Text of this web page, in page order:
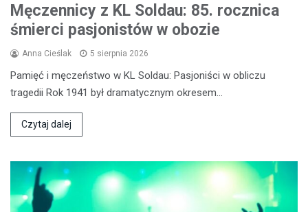
Męczennicy z KL Soldau: 85. rocznica
śmierci pasjonistów w obozie
Anna Cieślak 5 sierpnia 2026
Pamięć i męczeństwo w KL Soldau: Pasjoniści w obliczu
tragedii Rok 1941 był dramatycznym okresem…
Czytaj dalej